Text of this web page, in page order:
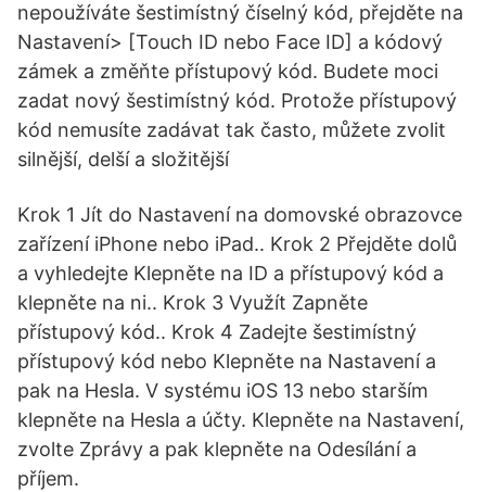
nepoužíváte šestimístný číselný kód, přejděte na
Nastavení> [Touch ID nebo Face ID] a kódový
zámek a změňte přístupový kód. Budete moci
zadat nový šestimístný kód. Protože přístupový
kód nemusíte zadávat tak často, můžete zvolit
silnější, delší a složitější
Krok 1 Jít do Nastavení na domovské obrazovce
zařízení iPhone nebo iPad.. Krok 2 Přejděte dolů
a vyhledejte Klepněte na ID a přístupový kód a
klepněte na ni.. Krok 3 Využít Zapněte
přístupový kód.. Krok 4 Zadejte šestimístný
přístupový kód nebo Klepněte na Nastavení a
pak na Hesla. V systému iOS 13 nebo starším
klepněte na Hesla a účty. Klepněte na Nastavení,
zvolte Zprávy a pak klepněte na Odesílání a
příjem.